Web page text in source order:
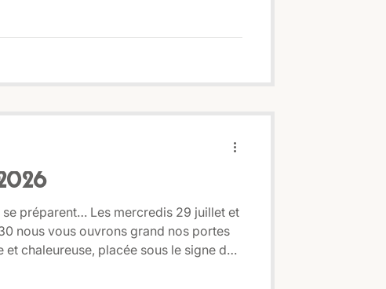
entre mets et vins du domaine…
préparent… Les mercredis 29 juillet et
nous vous ouvrons grand nos portes
et chaleureuse, placée sous le signe du